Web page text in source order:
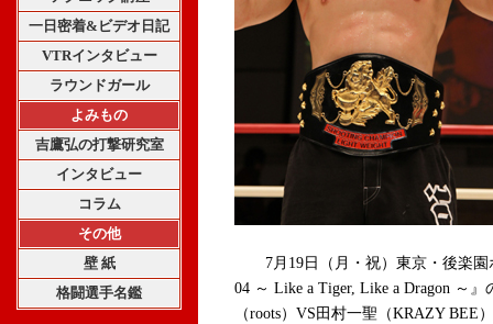
一日密着&ビデオ日記
VTRインタビュー
ラウンドガール
よみもの
吉鷹弘の打撃研究室
インタビュー
コラム
その他
壁 紙
格闘選手名鑑
7月19日（月・祝）東京・後楽園
04 ～ Like a Tiger, Like a Dragon ～
（roots）VS田村一聖（KRAZY